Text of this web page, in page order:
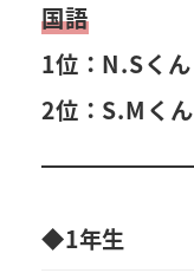
国語
1位：N.Sくん
2位：S.Mくん
◆1年生